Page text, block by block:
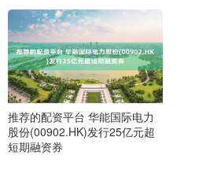
推荐的配资平台 华能国际电力
股份(00902.HK)发行25亿元超
短期融资券